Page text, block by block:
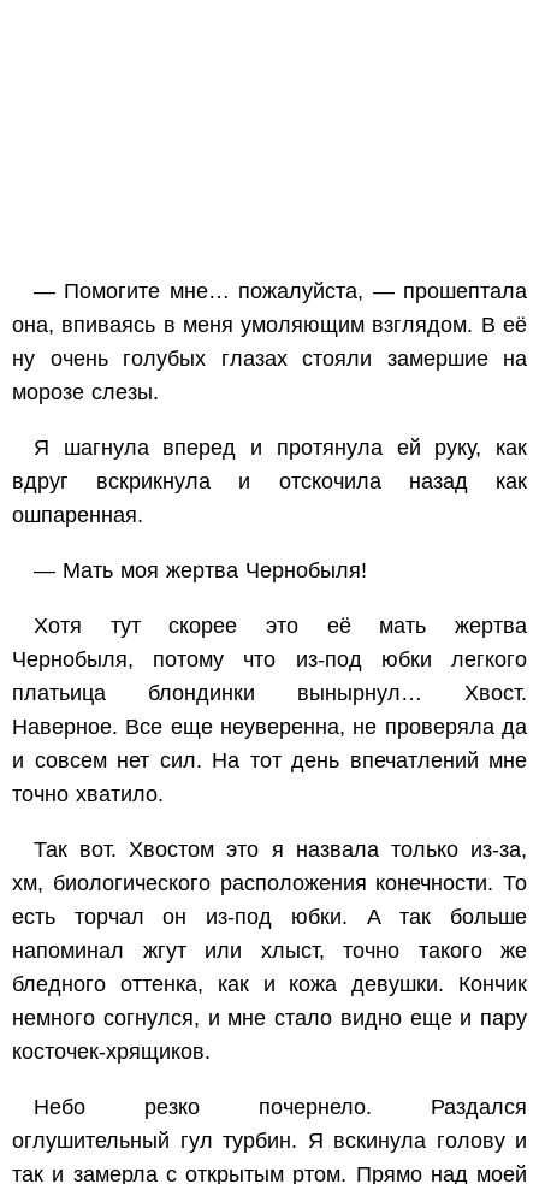
— Помогите мне… пожалуйста, — прошептала
она, впиваясь в меня умоляющим взглядом. В её
ну очень голубых глазах стояли замершие на
морозе слезы.
Я шагнула вперед и протянула ей руку, как
вдруг вскрикнула и отскочила назад как
ошпаренная.
— Мать моя жертва Чернобыля!
Хотя тут скорее это её мать жертва
Чернобыля, потому что из-под юбки легкого
платьица блондинки вынырнул… Хвост.
Наверное. Все еще неуверенна, не проверяла да
и совсем нет сил. На тот день впечатлений мне
точно хватило.
Так вот. Хвостом это я назвала только из-за,
хм, биологического расположения конечности. То
есть торчал он из-под юбки. А так больше
напоминал жгут или хлыст, точно такого же
бледного оттенка, как и кожа девушки. Кончик
немного согнулся, и мне стало видно еще и пару
косточек-хрящиков.
Небо резко почернело. Раздался
оглушительный гул турбин. Я вскинула голову и
так и замерла с открытым ртом. Прямо над моей